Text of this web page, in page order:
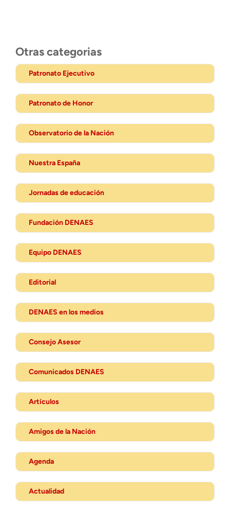
Otras categorias
Patronato Ejecutivo
Patronato de Honor
Observatorio de la Nación
Nuestra España
Jornadas de educación
Fundación DENAES
Equipo DENAES
Editorial
DENAES en los medios
Consejo Asesor
Comunicados DENAES
Artículos
Amigos de la Nación
Agenda
Actualidad